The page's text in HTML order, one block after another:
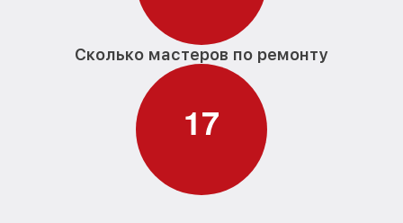
Сколько мастеров по ремонту
17